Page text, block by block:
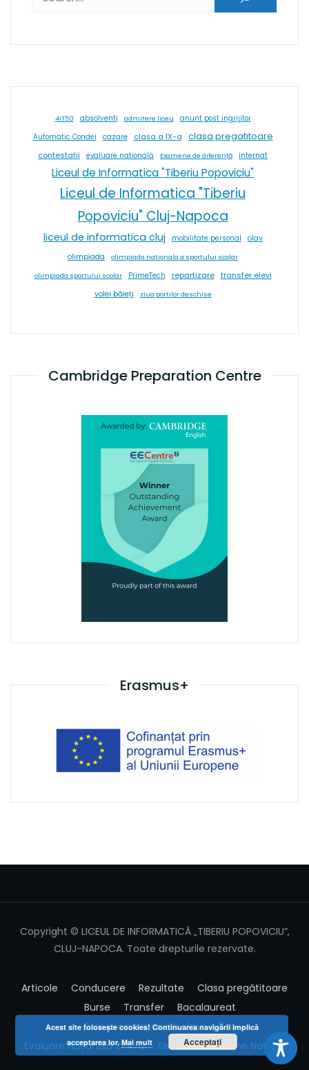
4IT50 absolventi admitere liceu anunt post ingrijitor
Automatic Condei cazare clasa a IX-a clasa pregatitoare
contestatii evaluare natională Examene de diferență internat
Liceul de Informatica "Tiberiu Popoviciu"
Liceul de Informatica "Tiberiu
Popoviciu" Cluj-Napoca
liceul de informatica cluj mobilitate personal
olav
olimpiada
olimpiada nationala a sportului scolar
olimpiada sportului scolar PrimeTech repartizare transfer elevi
volei băieți ziua portilor deschise
Cambridge Preparation Centre
Erasmus+
Copyright © LICEUL DE INFORMATICĂ „TIBERIU POPOVICIU”,
CLUJ-NAPOCA. Toate drepturile rezervate.
Articole Conducere Rezultate
Clasa pregătitoare
Burse
Transfer
Bacalaureat
Evaluarea Națională clasa a 8-a
Evaluare națională 2-4-6
Simulare Examene Naționale
Acest site foloseşte cookies! Continuarea navigării implică
acceptarea lor.Mai mult Acceptați